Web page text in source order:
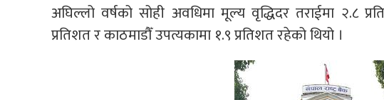
अघिल्लो वर्षको सोही अवधिमा मूल्य वृद्धिदर तराईमा २.८
प्रतिशत र काठमाडौँ उपत्यकामा १.९ प्रतिशत रहेको थियो ।